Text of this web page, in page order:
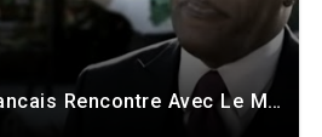
Film complet en Francais Rencontre Avec Le Mal ( Thriller )